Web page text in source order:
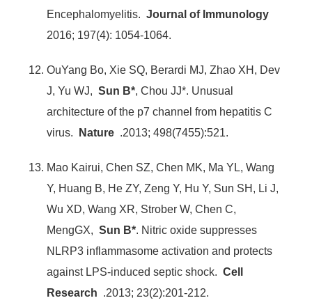
Encephalomyelitis.Journal of Immunology
2016; 197(4): 1054-1064.
OuYang Bo, Xie SQ, Berardi MJ, Zhao XH, Dev
J, Yu WJ,Sun B*, Chou JJ*. Unusual
architecture of the p7 channel from hepatitis C
virus.
Nature .2013; 498(7455):521.
Mao Kairui, Chen SZ, Chen MK, Ma YL, Wang
Y, Huang B, He ZY, Zeng Y, Hu Y, Sun SH, Li J,
Wu XD, Wang XR, Strober W, Chen C,
MengGX,Sun B*. Nitric oxide suppresses
NLRP3 inflammasome activation and protects
against LPS-induced septic shock.Cell
Research .2013; 23(2):201-212.